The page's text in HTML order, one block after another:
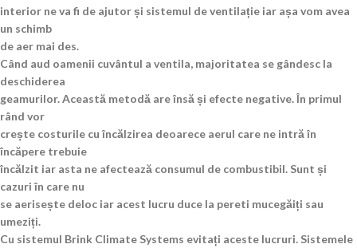
interior ne va fi de ajutor și sistemul de ventilație iar așa vom avea
un schimb
de aer mai des.
Când aud oamenii cuvântul a ventila, majoritatea se gândesc la
deschiderea
geamurilor. Această metodă are însă și efecte negative. În primul
rând vor
crește costurile cu încălzirea deoarece aerul care ne intră în
încăpere trebuie
încălzit iar asta ne afectează consumul de combustibil. Sunt și
cazuri în care nu
se aerisește deloc iar acest lucru duce la pereti mucegăiți sau
umeziți.
Cu sistemul Brink Climate Systems evitați aceste lucruri. Sistemele